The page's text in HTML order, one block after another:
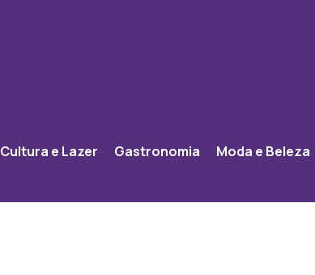
Cultura e Lazer Gastronomia Moda e Beleza